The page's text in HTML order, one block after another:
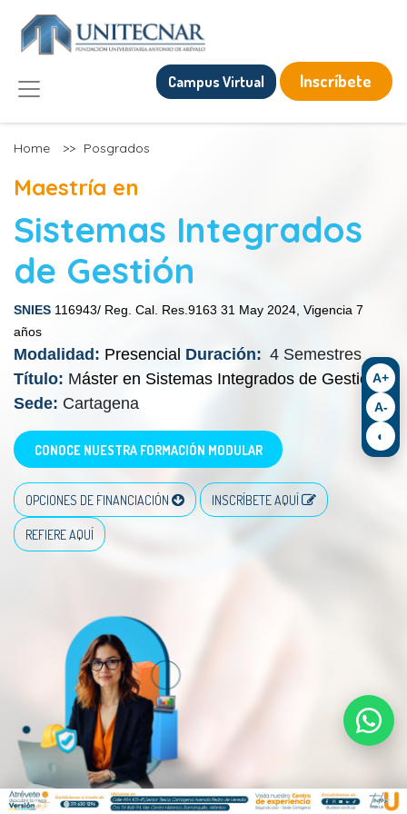
Campus Virtual Inscríbete
Home >> Posgrados
Maestría en
Sistemas Integrados
de Gestión
SNIES 116943/ Reg. Cal. Res.9163 31 May 2024, Vigencia 7
años
Modalidad: Presencial Duración: 4 Semestres
Título: Máster en Sistemas Integrados de Gestión
Sede: Cartagena
CONOCE NUESTRA FORMACIÓN MODULAR
OPCIONES DE FINANCIACIÓN INSCRÍBETE AQUÍ
REFIERE AQUÍ
A+
A-
◐